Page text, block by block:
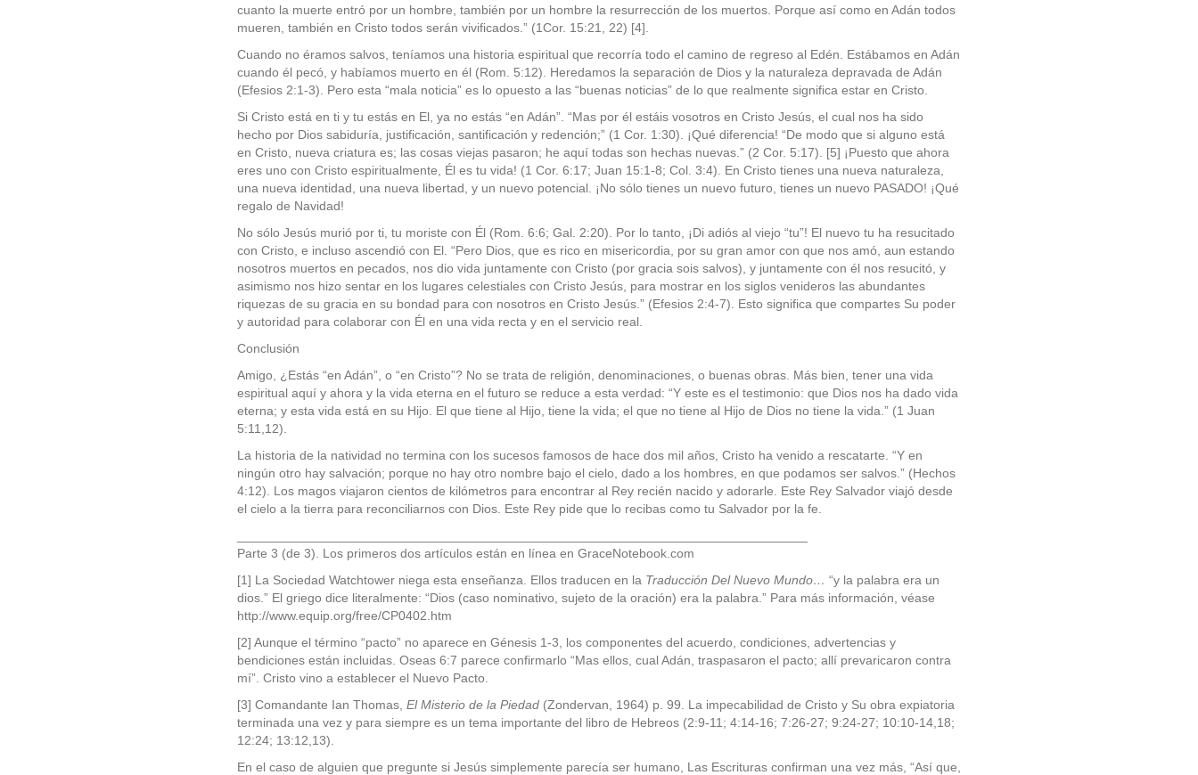
cuanto la muerte entró por un hombre, también por un hombre la resurrección de los muertos. Porque así como en Adán todos
mueren, también en Cristo todos serán vivificados.” (1Cor. 15:21, 22) [4].
Cuando no éramos salvos, teníamos una historia espiritual que recorría todo el camino de regreso al Edén. Estábamos en Adán
cuando él pecó, y habíamos muerto en él (Rom. 5:12). Heredamos la separación de Dios y la naturaleza depravada de Adán
(Efesios 2:1-3). Pero esta “mala noticia” es lo opuesto a las “buenas noticias” de lo que realmente significa estar en Cristo.
Si Cristo está en ti y tu estás en El, ya no estás “en Adán”. “Mas por él estáis vosotros en Cristo Jesús, el cual nos ha sido
hecho por Dios sabiduría, justificación, santificación y redención;” (1 Cor. 1:30). ¡Qué diferencia! “De modo que si alguno está
en Cristo, nueva criatura es; las cosas viejas pasaron; he aquí todas son hechas nuevas.” (2 Cor. 5:17). [5] ¡Puesto que ahora
eres uno con Cristo espiritualmente, Él es tu vida! (1 Cor. 6:17; Juan 15:1-8; Col. 3:4). En Cristo tienes una nueva naturaleza,
una nueva identidad, una nueva libertad, y un nuevo potencial. ¡No sólo tienes un nuevo futuro, tienes un nuevo PASADO! ¡Qué
regalo de Navidad!
No sólo Jesús murió por ti, tu moriste con Él (Rom. 6:6; Gal. 2:20). Por lo tanto, ¡Di adiós al viejo “tu”! El nuevo tu ha resucitado
con Cristo, e incluso ascendió con El. “Pero Dios, que es rico en misericordia, por su gran amor con que nos amó, aun estando
nosotros muertos en pecados, nos dio vida juntamente con Cristo (por gracia sois salvos), y juntamente con él nos resucitó, y
asimismo nos hizo sentar en los lugares celestiales con Cristo Jesús, para mostrar en los siglos venideros las abundantes
riquezas de su gracia en su bondad para con nosotros en Cristo Jesús.” (Efesios 2:4-7). Esto significa que compartes Su poder
y autoridad para colaborar con Él en una vida recta y en el servicio real.
Conclusión
Amigo, ¿Estás “en Adán”, o “en Cristo”? No se trata de religión, denominaciones, o buenas obras. Más bien, tener una vida
espiritual aquí y ahora y la vida eterna en el futuro se reduce a esta verdad: “Y este es el testimonio: que Dios nos ha dado vida
eterna; y esta vida está en su Hijo. El que tiene al Hijo, tiene la vida; el que no tiene al Hijo de Dios no tiene la vida.” (1 Juan
5:11,12).
La historia de la natividad no termina con los sucesos famosos de hace dos mil años, Cristo ha venido a rescatarte. “Y en
ningún otro hay salvación; porque no hay otro nombre bajo el cielo, dado a los hombres, en que podamos ser salvos.” (Hechos
4:12). Los magos viajaron cientos de kilómetros para encontrar al Rey recién nacido y adorarle. Este Rey Salvador viajó desde
el cielo a la tierra para reconciliarnos con Dios. Este Rey pide que lo recibas como tu Salvador por la fe.
Parte 3 (de 3). Los primeros dos artículos están en línea en GraceNotebook.com
[1] La Sociedad Watchtower niega esta enseñanza. Ellos traducen en la Traducción Del Nuevo Mundo… “y la palabra era un
dios.” El griego dice literalmente: “Dios (caso nominativo, sujeto de la oración) era la palabra.” Para más información, véase
http://www.equip.org/free/CP0402.htm
[2] Aunque el término “pacto” no aparece en Génesis 1-3, los componentes del acuerdo, condiciones, advertencias y
bendiciones están incluidas. Oseas 6:7 parece confirmarlo “Mas ellos, cual Adán, traspasaron el pacto; allí prevaricaron contra
mí”. Cristo vino a establecer el Nuevo Pacto.
[3] Comandante Ian Thomas, El Misterio de la Piedad (Zondervan, 1964) p. 99. La impecabilidad de Cristo y Su obra expiatoria
terminada una vez y para siempre es un tema importante del libro de Hebreos (2:9-11; 4:14-16; 7:26-27; 9:24-27; 10:10-14,18;
12:24; 13:12,13).
En el caso de alguien que pregunte si Jesús simplemente parecía ser humano, Las Escrituras confirman una vez más, “Así que,